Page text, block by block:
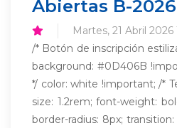
Abiertas B-2026
Martes, 21 Abril 2026
/* Botón de inscripción
background: #0D406B
*/ color: white !important; /*
size: 1.2rem; font-weight:
border-radius: 8px;